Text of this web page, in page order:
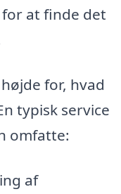
at finde det
for, hvad
typisk service
omfatte:
af